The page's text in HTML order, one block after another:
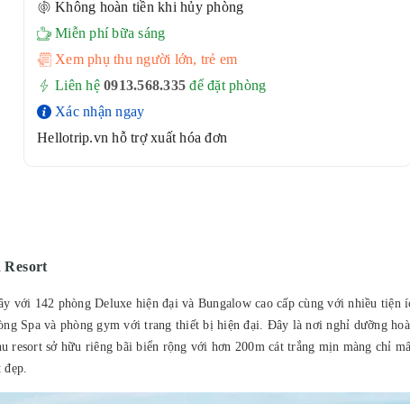
Không hoàn tiền khi hủy phòng
Miễn phí bữa sáng
Xem phụ thu người lớn, trẻ em
Liên hệ 0913.568.335 để đặt phòng
Xác nhận ngay
Hellotrip.vn hỗ trợ xuất hóa đơn
Resort
với 142 phòng Deluxe hiện đại và Bungalow cao cấp cùng với nhiều tiện
Spa và phòng gym với trang thiết bị hiện đại. Đây là nơi nghỉ dưỡng
sở hữu riêng bãi biển rộng với hơn 200m cát trắng mịn màng chỉ
đẹp.